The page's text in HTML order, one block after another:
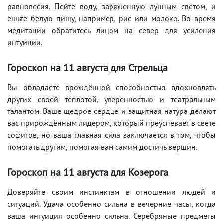
равновесия. Пейте воду, заряженную лунным светом, и
ешьте белую пищу, например, рис или молоко. Во время
медитации обратитесь лицом на север для усиления
интуиции.
Гороскоп на 11 августадля Стрельца
Вы обладаете врождённой способностью вдохновлять
других своей теплотой, уверенностью и театральным
талантом. Ваше щедрое сердце и защитная натура делают
вас прирождённым лидером, который преуспевает в свете
софитов, но ваша главная сила заключается в том, чтобы
помогать другим, помогая вам самим достичь вершин.
Гороскоп на 11 августадля Козерога
Доверяйте своим инстинктам в отношении людей и
ситуаций. Удача особенно сильна в вечерние часы, когда
ваша интуиция особенно сильна. Серебряные предметы